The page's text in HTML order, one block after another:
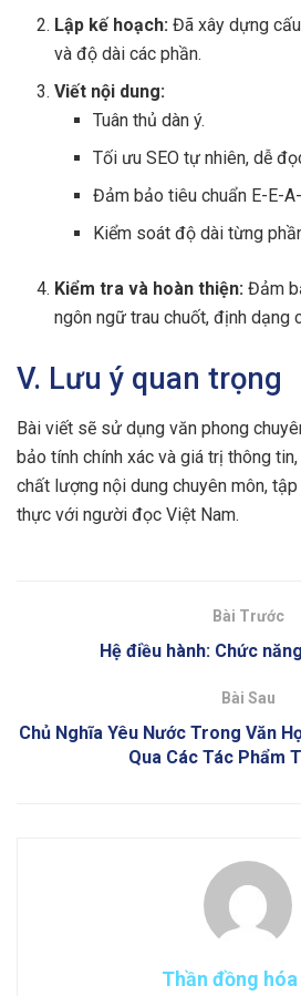
Lập kế hoạch: Đã xây dựng
và độ dài các phần.
Viết nội dung:
Tuân thủ dàn ý.
Tối ưu SEO tự nhiên, dễ
Đảm bảo tiêu chuẩn E-E-A-
Kiểm soát độ dài từng
Kiểm tra và hoàn thiện: Đảm
ngôn ngữ trau chuốt, định dạng
V. Lưu ý quan trọng
Bài viết sẽ sử dụng văn phong
bảo tính chính xác và giá trị thông
chất lượng nội dung chuyên môn,
thực với người đọc Việt Nam.
Bài Trước
Hệ điều hành: Chức
Bài Sau
Chủ Nghĩa Yêu Nước Trong Văn
Qua Các Tác Phẩm
Thần đồng